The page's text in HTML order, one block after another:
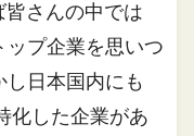
さんの中では
ップ企業を思いつ
し日本国内にも
化した企業があ